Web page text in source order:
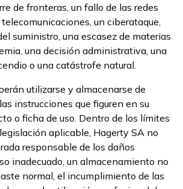
de fronteras, un fallo de las redes
un ciberataque,
suministro, una escasez de materias
una decisión administrativa, una
o una catástrofe natural.
utilizarse y almacenarse de
instrucciones que figuren en su
o ficha de uso. Dentro de los límites
aplicable, Hagerty SA no
responsable de los daños
inadecuado, un almacenamiento no
normal, el incumplimiento de las